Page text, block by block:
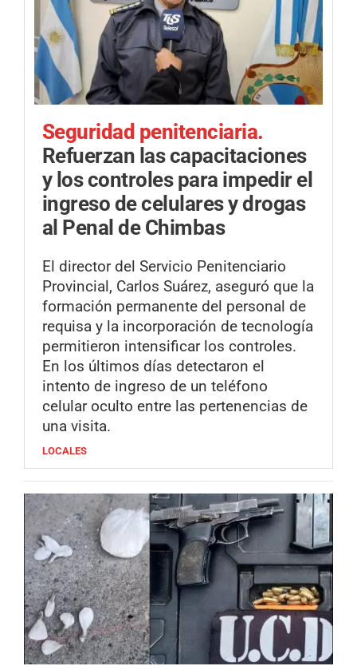
Seguridad penitenciaria.
Refuerzan las capacitaciones
y los controles para impedir el
ingreso de celulares y drogas
al Penal de Chimbas
El director del Servicio Penitenciario
Provincial, Carlos Suárez, aseguró que la
formación permanente del personal de
requisa y la incorporación de tecnología
permitieron intensificar los controles.
En los últimos días detectaron el
intento de ingreso de un teléfono
celular oculto entre las pertenencias de
una visita.
LOCALES